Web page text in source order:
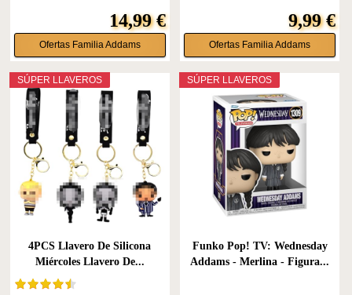
14,99 €
Ofertas Familia Addams
9,99 €
Ofertas Familia Addams
SÚPER LLAVEROS
4PCS Llavero De Silicona
Miércoles Llavero De...
SÚPER LLAVEROS
Funko Pop! TV: Wednesday
Addams - Merlina - Figura...